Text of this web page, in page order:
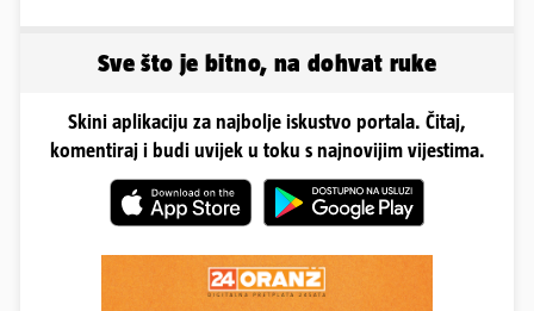
Sve što je bitno, na dohvat ruke
Skini aplikaciju za najbolje iskustvo portala. Čitaj,
komentiraj i budi uvijek u toku s najnovijim vijestima.